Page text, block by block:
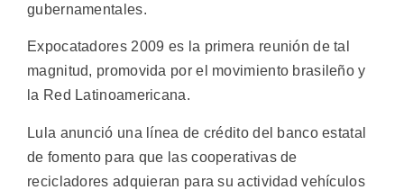
gubernamentales.
Expocatadores 2009 es la primera reunión de tal
magnitud, promovida por el movimiento brasileño y
la Red Latinoamericana.
Lula anunció una línea de crédito del banco estatal
de fomento para que las cooperativas de
recicladores adquieran para su actividad vehículos